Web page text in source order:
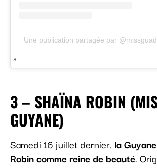
Une publication partagée par
3 – SHAÏNA ROBIN
GUYANE)
Samedi 16 juillet dernier, la
Robin comme reine de beauté.